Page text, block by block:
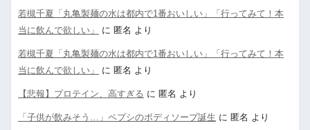
若槻千夏「丸亀製麺の水は都内で1番おいしい」「行ってみて！本
当に飲んで欲しい」
に 匿名 より
若槻千夏「丸亀製麺の水は都内で1番おいしい」「行ってみて！本
当に飲んで欲しい」
に 匿名 より
【悲報】プロテイン、高すぎる に 匿名 より
「子供が飲みそう…」ペプシのボディソープ誕生 に 匿名 より